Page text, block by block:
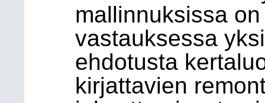
mallinnuksissa
vastauksessa
ehdotusta
kirjattavien